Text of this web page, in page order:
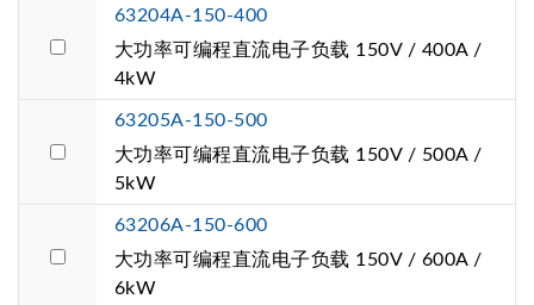
63204A-150-400
大功率可编程直流电子负载 150V / 400A /
4kW
63205A-150-500
大功率可编程直流电子负载 150V / 500A /
5kW
63206A-150-600
大功率可编程直流电子负载 150V / 600A /
6kW